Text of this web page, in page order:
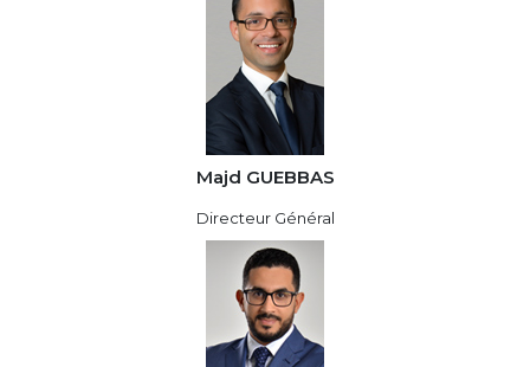
Majd GUEBBAS
Directeur Général